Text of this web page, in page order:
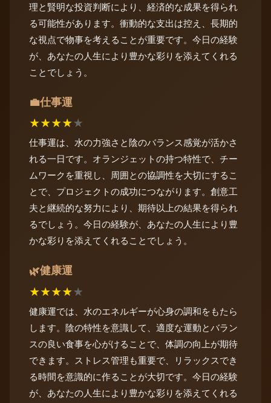
理と賢明な投資判断により、経済的な成果を得られ
る可能性があります。衝動的な支出は控え、長期的
な視点で物事を考えることが重要です。今日の経験
が、あなたの人生により豊かな彩りを添えてくれる
ことでしょう。
💼仕事運
★★★★★
仕事運は、水の力強さと陰のバランス感覚が活かさ
れる一日です。オランジェットの持つ特性で、チー
ムワークを重視し、周囲との協調性を大切にするこ
とで、プロジェクトの成功につながります。創意工
夫と継続的な努力により、期待以上の結果を得られ
るでしょう。今日の経験が、あなたの人生により豊
かな彩りを添えてくれることでしょう。
🌿健康運
★★★★★
健康運では、水のエネルギーが心身の調和をもたら
します。陰の特性を意識して、適度な運動とバラン
スの良い食事を心がけることで、体調の向上が期待
できます。ストレス管理も重要で、リラックスでき
る時間を意識的に作ることが大切です。今日の経験
が、あなたの人生により豊かな彩りを添えてくれる